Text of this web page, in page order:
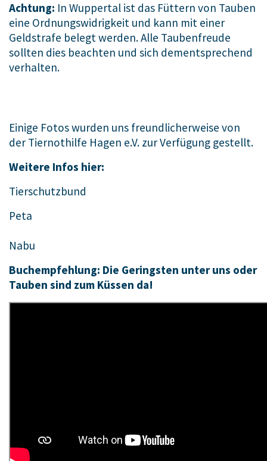
Achtung: In Wuppertal ist das Füttern von Tauben
eine Ordnungswidrigkeit und kann mit einer
Geldstrafe belegt werden. Alle Taubenfreude
sollten dies beachten und sich dementsprechend
verhalten.
Einige Fotos wurden uns freundlicherweise von
der Tiernothilfe Hagen e.V. zur Verfügung gestellt.
Weitere Infos hier:
Tierschutzbund
Peta
Nabu
Buchempfehlung: Die Geringsten unter uns oder
Tauben sind zum Küssen da!